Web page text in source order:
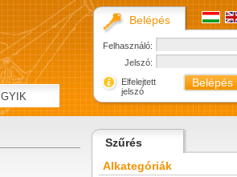
Szűrés
Alkategóriák
Belépés
Felhasználó:
Jelszó:
Elfelejtett
jelszó
GYIK